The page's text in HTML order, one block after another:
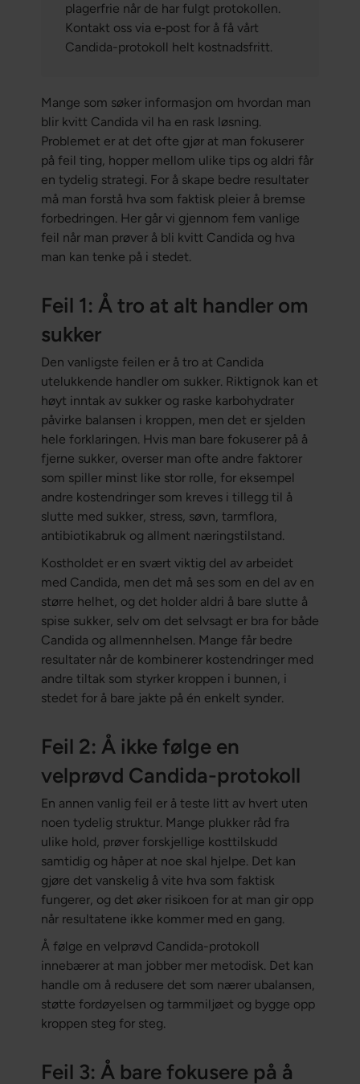
plagerfrie når de har fulgt protokollen.
Kontakt oss via e‑post for å få vårt
Candida-protokoll helt kostnadsfritt.
Mange som søker informasjon om hvordan man
blir kvitt Candida vil ha en rask løsning.
Problemet er at det ofte gjør at man fokuserer
på feil ting, hopper mellom ulike tips og aldri får
en tydelig strategi. For å skape bedre resultater
må man forstå hva som faktisk pleier å bremse
forbedringen. Her går vi gjennom fem vanlige
feil når man prøver å bli kvitt Candida og hva
man kan tenke på i stedet.
Feil 1: Å tro at alt handler om
sukker
Den vanligste feilen er å tro at Candida
utelukkende handler om sukker. Riktignok kan et
høyt inntak av sukker og raske karbohydrater
påvirke balansen i kroppen, men det er sjelden
hele forklaringen. Hvis man bare fokuserer på å
fjerne sukker, overser man ofte andre faktorer
som spiller minst like stor rolle, for eksempel
andre kostendringer som kreves i tillegg til å
slutte med sukker, stress, søvn, tarmflora,
antibiotikabruk og allment næringstilstand.
Kostholdet er en svært viktig del av arbeidet
med Candida, men det må ses som en del av en
større helhet, og det holder aldri å bare slutte å
spise sukker, selv om det selvsagt er bra for både
Candida og allmennhelsen. Mange får bedre
resultater når de kombinerer kostendringer med
andre tiltak som styrker kroppen i bunnen, i
stedet for å bare jakte på én enkelt synder.
Feil 2: Å ikke følge en
velprøvd Candida-protokoll
En annen vanlig feil er å teste litt av hvert uten
noen tydelig struktur. Mange plukker råd fra
ulike hold, prøver forskjellige kosttilskudd
samtidig og håper at noe skal hjelpe. Det kan
gjøre det vanskelig å vite hva som faktisk
fungerer, og det øker risikoen for at man gir opp
når resultatene ikke kommer med en gang.
Å følge en velprøvd Candida-protokoll
innebærer at man jobber mer metodisk. Det kan
handle om å redusere det som nærer ubalansen,
støtte fordøyelsen og tarmmiljøet og bygge opp
kroppen steg for steg.
Feil 3: Å bare fokusere på å